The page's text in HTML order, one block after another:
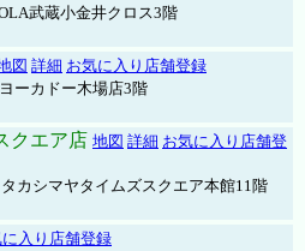
武蔵小金井クロス3階
図 詳細 お気に入り店舗登録
ーカドー木場店3階
クエア店 地図 詳細 お気に入り店舗登
カシマヤタイムズスクエア本館11階
に入り店舗登録